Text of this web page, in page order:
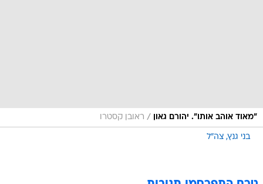
"מאוד אוהב אותו". יהורם גאון / ראובן קסטרו
בני גנץ צה"ל